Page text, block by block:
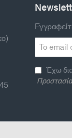
Το
email
σας
Έχω